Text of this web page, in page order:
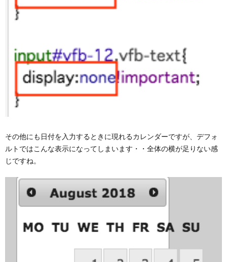
その他にも日付を入力するときに現れるカレンダーですが、デフォ
ルトではこんな表示になってしまいます・・全体の横が足りない感
じですね。